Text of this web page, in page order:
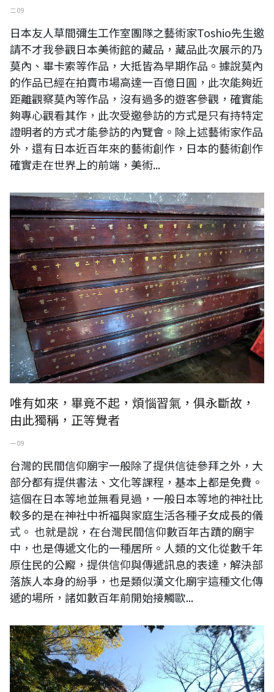
二 09
日本友人草間彌生工作室團隊之藝術家Toshio先生邀
請不才我參觀日本美術館的藏品，藏品此次展示的乃
莫內、畢卡索等作品，大抵皆為早期作品。據說莫內
的作品已經在拍賣市場高達一百億日圓，此次能夠近
距離觀察莫內等作品，沒有過多的遊客參觀，確實能
夠專心觀看其作，此次受邀參訪的方式是只有持特定
證明者的方式才能參訪的內覽會。除上述藝術家作品
外，還有日本近百年來的藝術創作，日本的藝術創作
確實走在世界上的前端，美術...
唯有如來，畢竟不起，煩惱習氣，俱永斷故，
由此獨稱，正等覺者
一 09
台灣的民間信仰廟宇一般除了提供信徒參拜之外，大
部分都有提供書法、文化等課程，基本上都是免費。
這個在日本等地並無看見過，一般日本等地的神社比
較多的是在神社中祈福與家庭生活各種子女成長的儀
式。 也就是說，在台灣民間信仰數百年古蹟的廟宇
中，也是傳遞文化的一種居所。人類的文化從數千年
原住民的公廨，提供信仰與傳遞訊息的表達，解決部
落族人本身的紛爭，也是類似漢文化廟宇這種文化傳
遞的場所，諸如數百年前開始接觸歐...